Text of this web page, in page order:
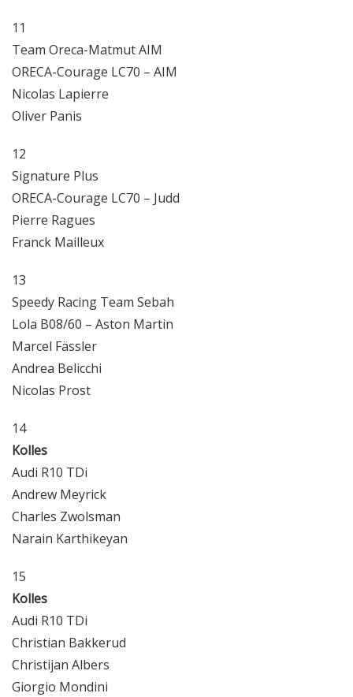
11
Team Oreca-Matmut AIM
ORECA-Courage LC70 – AIM
Nicolas Lapierre
Oliver Panis
12
Signature Plus
ORECA-Courage LC70 – Judd
Pierre Ragues
Franck Mailleux
13
Speedy Racing Team Sebah
Lola B08/60 – Aston Martin
Marcel Fässler
Andrea Belicchi
Nicolas Prost
14
Kolles
Audi R10 TDi
Andrew Meyrick
Charles Zwolsman
Narain Karthikeyan
15
Kolles
Audi R10 TDi
Christian Bakkerud
Christijan Albers
Giorgio Mondini